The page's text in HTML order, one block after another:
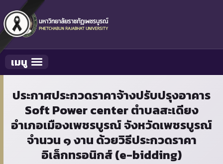
Toggle navigation
เมนู
ประกาศประกวดราคาจ้างปรับปรุงอาคาร
Soft Power center ตำบลสะเดียง
อำเภอเมืองเพชรบูรณ์ จังหวัดเพชรบูรณ์
จำนวน ๑ งาน ด้วยวิธีประกวดราคา
อิเล็กทรอนิกส์ (e-bidding)